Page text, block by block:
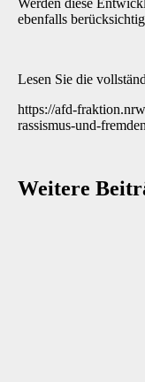
ebenfalls
Lesen Sie die
https://afd-
rassismus-und-
Weitere